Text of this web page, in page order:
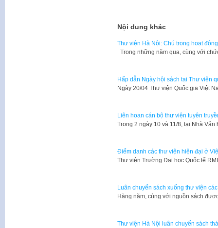
Nội dung khác
Thư viện Hà Nội: Chú trọng hoạt
Trong những năm qua, cùng với
Hấp dẫn Ngày hội sách tại Thư viện
Ngày 20/04 Thư viện Quốc gia Việt
Liên hoan cán bộ thư viện tuyên
​Trong 2 ngày 10 và 11/8, tại Nhà
Điểm danh các thư viện hiện đại ở
​Thư viện Trường Đại học Quốc tế
Luân chuyển sách xuống thư viện
Hàng năm, cùng với nguồn sách
Thư viện Hà Nội luân chuyển sách